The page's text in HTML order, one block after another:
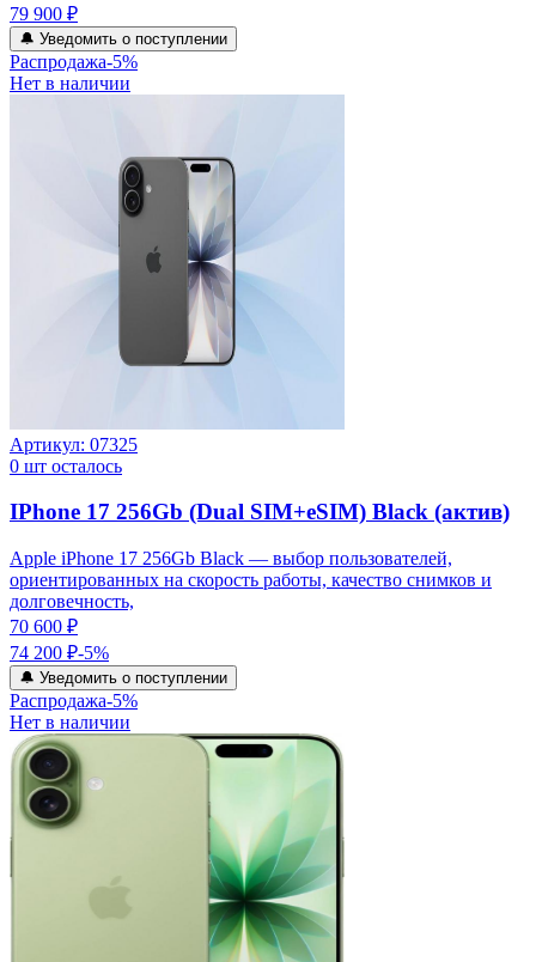
79 900 ₽
🔔 Уведомить о поступлении
Распродажа-5%
Нет в наличии
Артикул: 07325
0 шт осталось
IPhone 17 256Gb (Dual SIM+eSIM) Black (актив)
Apple iPhone 17 256Gb Black — выбор пользователей,
ориентированных на скорость работы, качество снимков и
долговечность,
70 600 ₽
74 200 ₽-5%
🔔 Уведомить о поступлении
Распродажа-5%
Нет в наличии